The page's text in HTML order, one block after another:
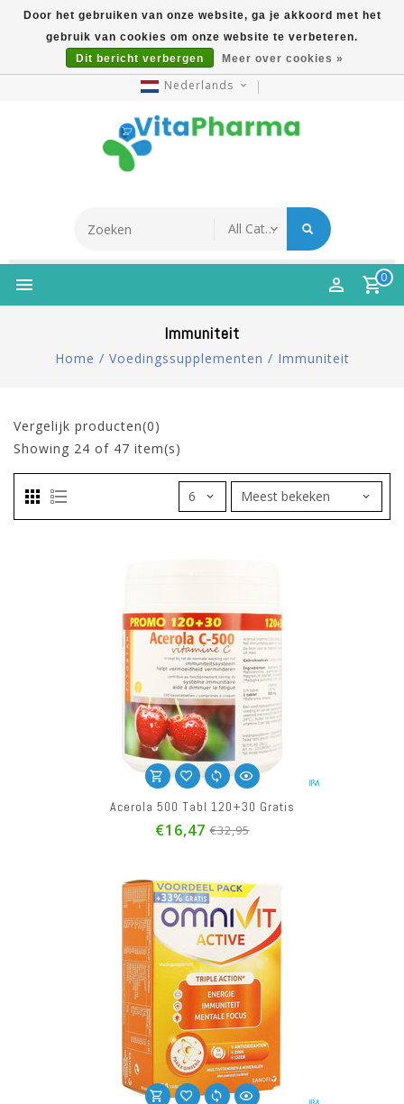
5% Korting Na Aanmelding Op Nieuwsbrief | Gratis
Verzending Vanaf €49 | Online Sinds 2007
Nederlands
0
Immuniteit
Home / Voedingssupplementen / Immuniteit
Vergelijk producten(0)
Showing 24 of 47 item(s)
Acerola 500 Tabl 120+30 Gratis
€16,47 €32,95
Door het gebruiken van onze website, ga je akkoord met het
gebruik van cookies om onze website te verbeteren.
Dit bericht verbergen
Meer over cookies »